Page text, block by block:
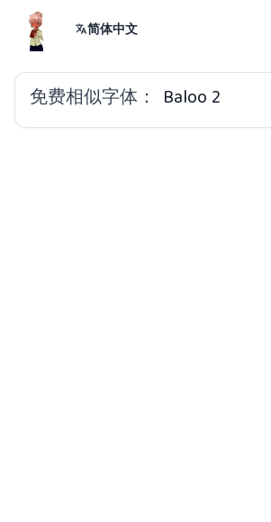
简体中文
免费相似字体： Baloo 2